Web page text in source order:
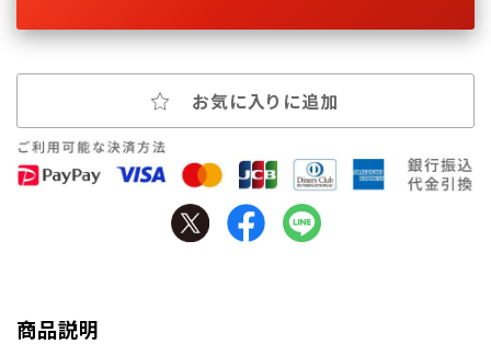
お気に入りに追加
商品説明